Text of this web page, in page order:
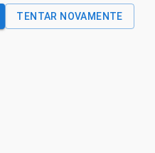
TENTAR NOVAMENTE